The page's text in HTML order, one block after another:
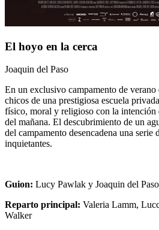
El hoyo en la cerca
Joaquin del Paso
En un exclusivo campamento de
chicos de una prestigiosa escuela
físico, moral y religioso con la intención
del mañana. El descubrimiento de un
del campamento desencadena una serie
inquietantes.
Guion: Lucy Pawlak y Joaquin del Paso
Reparto principal: Valeria Lamm,
Walker